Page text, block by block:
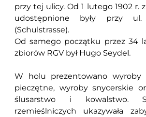
przy tej ulicy. Od 1 lutego 1902 r.
udostępnione były przy
(Schulstrasse).
Od samego początku przez 34
zbiorów RGV był Hugo Seydel.
W holu prezentowano wyroby
pieczętne, wyroby snycerskie
ślusarstwo i kowalstwo.
rzemieślniczych ukazywała